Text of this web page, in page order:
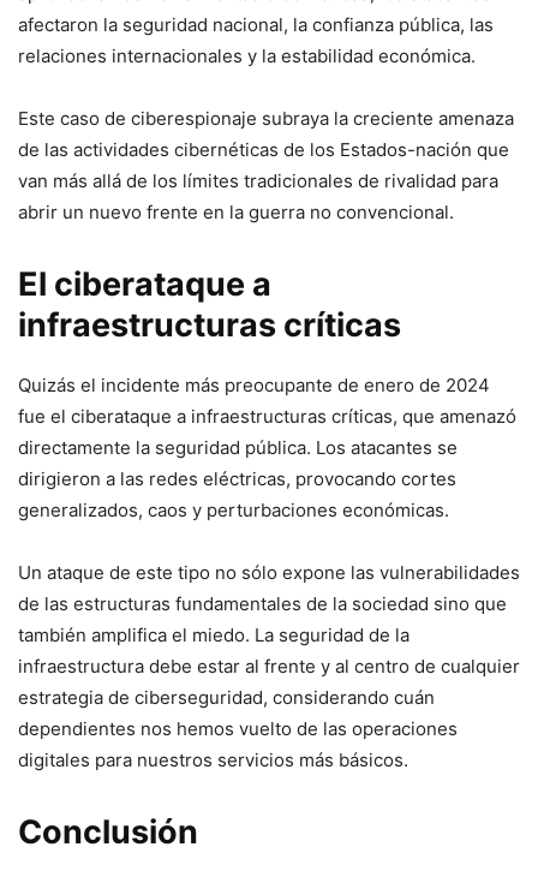
afectaron la seguridad nacional, la⁤ confianza pública, las
relaciones internacionales y⁢ la estabilidad económica.
Este caso de ciberespionaje⁢ subraya la creciente amenaza
⁤de las actividades cibernéticas de los Estados-nación que
van más allá de los⁣ límites tradicionales de ‍rivalidad para
abrir un‍ nuevo frente en la guerra⁤ no convencional.
El ciberataque a
infraestructuras ⁣críticas
Quizás el incidente más preocupante de‍ enero de 2024
fue el ciberataque a infraestructuras críticas, que amenazó
directamente la seguridad pública. Los atacantes se
dirigieron a las redes ⁣eléctricas, provocando cortes
generalizados, caos y perturbaciones económicas.
Un ataque de este ⁣tipo no sólo expone las vulnerabilidades
de las estructuras fundamentales de la sociedad sino que
también amplifica el miedo. ⁤La seguridad de la
infraestructura‌ debe estar al⁣ frente y al‌ centro de cualquier
estrategia ⁤de ciberseguridad, considerando cuán
dependientes nos hemos vuelto ‍de ​las operaciones
digitales para‍ nuestros‍ servicios más básicos.
Conclusión